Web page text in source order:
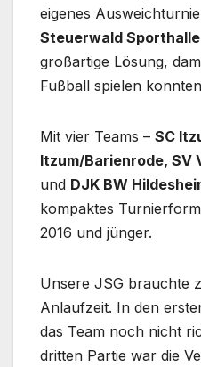
eigenes
Steuerwald Sporthalle
großartige Lösung,
Fußball spielen
Mit vier Teams – SC
Itzum/Barienrode, SV
und DJK BW
kompaktes
2016 und jünger.
Unsere JSG brauchte
Anlaufzeit. In den
das Team noch nicht
dritten Partie war die